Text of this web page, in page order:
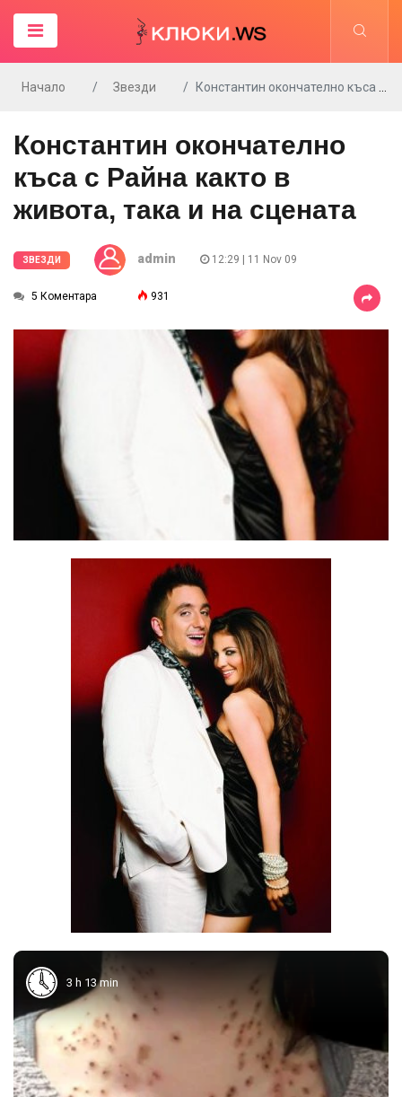
Начало Звезди Константин окончателно къса с Райна както в живота, така и на сцената
Константин окончателно
къса с Райна както в
живота, така и на сцената
ЗВЕЗДИ admin 12:29 | 11 Nov 09
5 Коментара 931
3 h 13 min